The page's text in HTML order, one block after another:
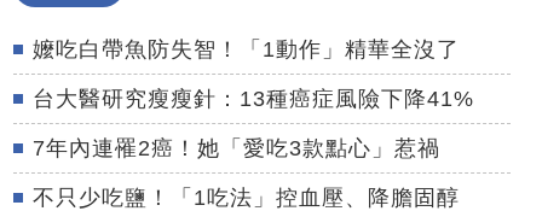
嬤吃白帶魚防失智！「1動作」精華全沒了
台大醫研究瘦瘦針：13種癌症風險下降41%
7年內連罹2癌！她「愛吃3款點心」惹禍
不只少吃鹽！「1吃法」控血壓、降膽固醇